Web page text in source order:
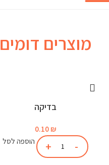
מוצרים דומים
בדיקה
0.10 ₪
הוספה לסל